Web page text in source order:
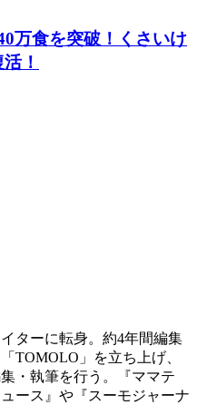
万食を突破！くさいけ
！
ターに転身。約4年間編集
TOMOLO」を立ち上げ、
・執筆を行う。『ママテ
ース』や『スーモジャーナ